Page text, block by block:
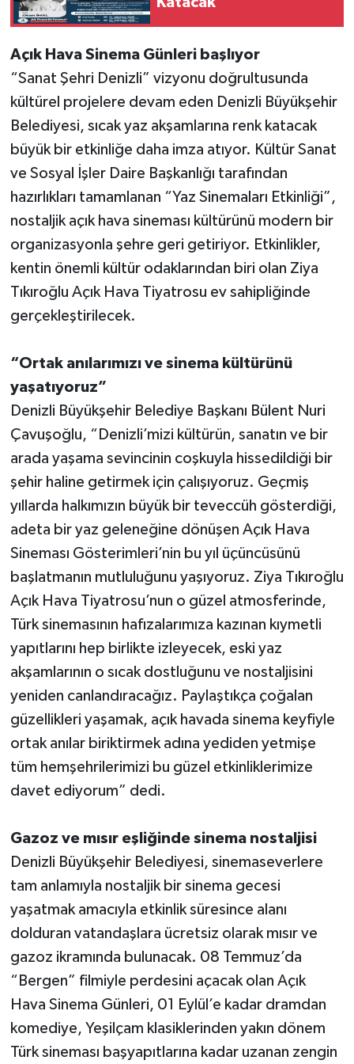
Açık Hava Sinema Günleri başlıyor
“Sanat Şehri Denizli” vizyonu doğrultusunda
kültürel projelere devam eden Denizli Büyükşehir
Belediyesi, sıcak yaz akşamlarına renk katacak
büyük bir etkinliğe daha imza atıyor. Kültür Sanat
ve Sosyal İşler Daire Başkanlığı tarafından
hazırlıkları tamamlanan “Yaz Sinemaları Etkinliği”,
nostaljik açık hava sineması kültürünü modern bir
organizasyonla şehre geri getiriyor. Etkinlikler,
kentin önemli kültür odaklarından biri olan Ziya
Tıkıroğlu Açık Hava Tiyatrosu ev sahipliğinde
gerçekleştirilecek.
“Ortak anılarımızı ve sinema kültürünü
yaşatıyoruz”
Denizli Büyükşehir Belediye Başkanı Bülent Nuri
Çavuşoğlu, “Denizli’mizi kültürün, sanatın ve bir
arada yaşama sevincinin coşkuyla hissedildiği bir
şehir haline getirmek için çalışıyoruz. Geçmiş
yıllarda halkımızın büyük bir teveccüh gösterdiği,
adeta bir yaz geleneğine dönüşen Açık Hava
Sineması Gösterimleri’nin bu yıl üçüncüsünü
başlatmanın mutluluğunu yaşıyoruz. Ziya Tıkıroğlu
Açık Hava Tiyatrosu’nun o güzel atmosferinde,
Türk sinemasının hafızalarımıza kazınan kıymetli
yapıtlarını hep birlikte izleyecek, eski yaz
akşamlarının o sıcak dostluğunu ve nostaljisini
yeniden canlandıracağız. Paylaştıkça çoğalan
güzellikleri yaşamak, açık havada sinema keyfiyle
ortak anılar biriktirmek adına yediden yetmişe
tüm hemşehrilerimizi bu güzel etkinliklerimize
davet ediyorum” dedi.
Gazoz ve mısır eşliğinde sinema nostaljisi
Denizli Büyükşehir Belediyesi, sinemaseverlere
tam anlamıyla nostaljik bir sinema gecesi
yaşatmak amacıyla etkinlik süresince alanı
dolduran vatandaşlara ücretsiz olarak mısır ve
gazoz ikramında bulunacak. 08 Temmuz’da
“Bergen” filmiyle perdesini açacak olan Açık
Hava Sinema Günleri, 01 Eylül’e kadar dramdan
komediye, Yeşilçam klasiklerinden yakın dönem
Türk sineması başyapıtlarına kadar uzanan zengin